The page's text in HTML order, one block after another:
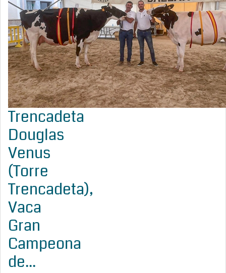
Trencadeta
Douglas
Venus
(Torre
Trencadeta),
Vaca
Gran
Campeona
de...